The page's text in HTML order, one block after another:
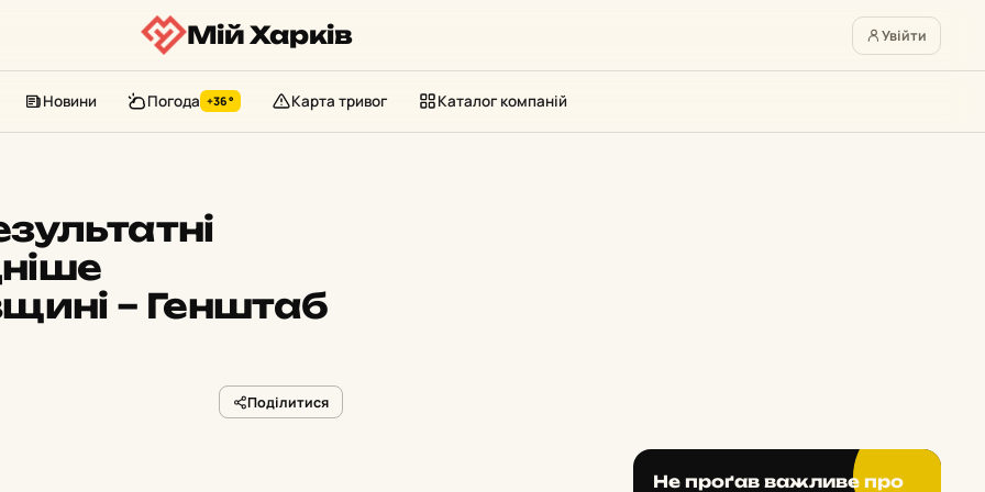
Мій Харків Увійти
Новини Погода +36° Карта тривог Каталог компаній
– Генштаб
Поділитися
Не проґав важливе про